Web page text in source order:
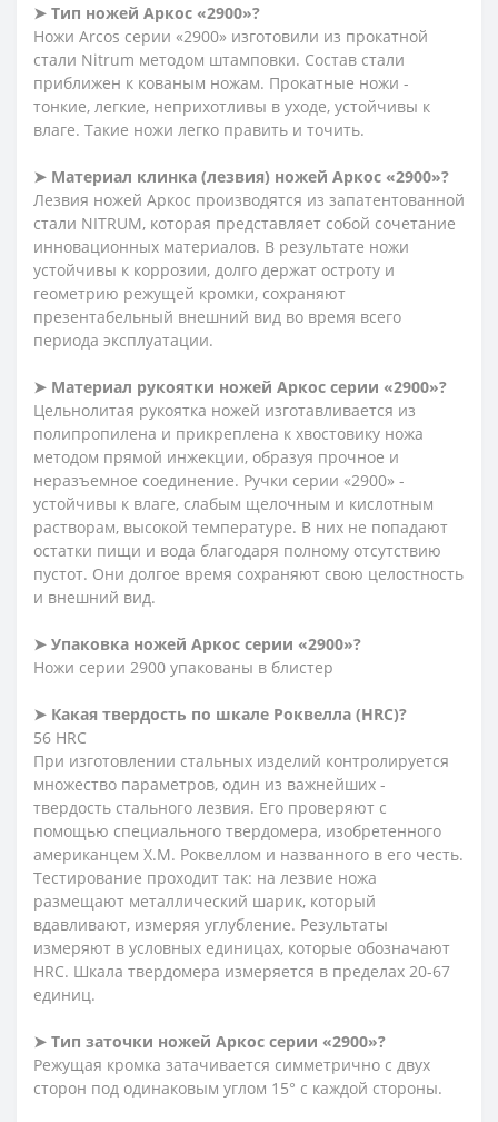
➤ Тип ножей Аркос «2900»?
Ножи Arcos серии «2900» изготовили из прокатной
стали Nitrum методом штамповки. Состав стали
приближен к кованым ножам. Прокатные ножи -
тонкие, легкие, неприхотливы в уходе, устойчивы к
влаге. Такие ножи легко править и точить.
➤ Материал клинка (лезвия) ножей Аркос «2900»?
Лезвия ножей Аркос производятся из запатентованной
стали NITRUM, которая представляет собой сочетание
инновационных материалов. В результате ножи
устойчивы к коррозии, долго держат остроту и
геометрию режущей кромки, сохраняют
презентабельный внешний вид во время всего
периода эксплуатации.
➤ Материал рукоятки ножей Аркос серии «2900»?
Цельнолитая рукоятка ножей изготавливается из
полипропилена и прикреплена к хвостовику ножа
методом прямой инжекции, образуя прочное и
неразъемное соединение. Ручки серии «2900» -
устойчивы к влаге, слабым щелочным и кислотным
растворам, высокой температуре. В них не попадают
остатки пищи и вода благодаря полному отсутствию
пустот. Они долгое время сохраняют свою целостность
и внешний вид.
➤ Упаковка ножей Аркос серии «2900»?
Ножи серии 2900 упакованы в блистер
➤ Какая твердость по шкале Роквелла (HRC)?
56 HRC
При изготовлении стальных изделий контролируется
множество параметров, один из важнейших -
твердость стального лезвия. Его проверяют с
помощью специального твердомера, изобретенного
американцем Х.М. Роквеллом и названного в его честь.
Тестирование проходит так: на лезвие ножа
размещают металлический шарик, который
вдавливают, измеряя углубление. Результаты
измеряют в условных единицах, которые обозначают
HRC. Шкала твердомера измеряется в пределах 20-67
единиц.
➤ Тип заточки ножей Аркос серии «2900»?
Режущая кромка затачивается симметрично с двух
сторон под одинаковым углом 15° с каждой стороны.